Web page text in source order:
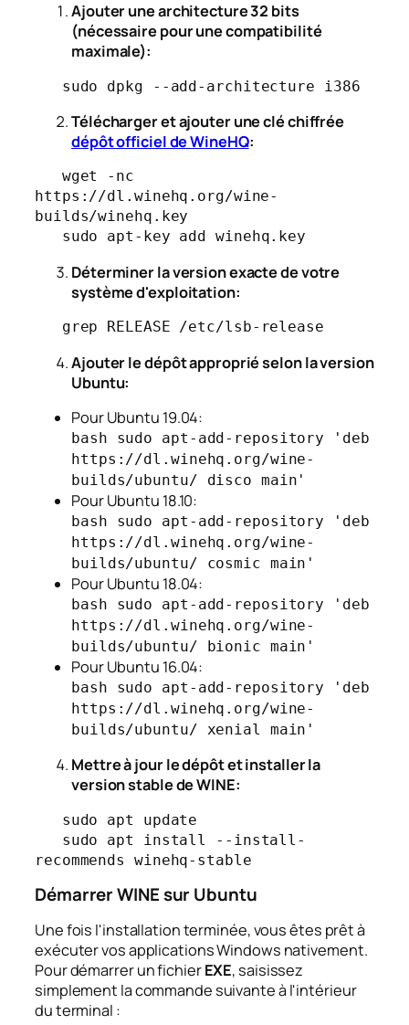
Ajouter une architecture 32 bits
(nécessaire pour une compatibilité
maximale):
   sudo dpkg --add-architecture i386
Télécharger et ajouter une clé chiffrée
dépôt officiel de WineHQ:
https://dl.winehq.org/wine-
builds/winehq.key
   sudo apt-key add winehq.key
Déterminer la version exacte de votre
système d'exploitation:
   grep RELEASE /etc/lsb-release
Ajouter le dépôt approprié selon la version
Ubuntu:
Pour Ubuntu 19.04:
bash sudo apt-add-repository 'deb
https://dl.winehq.org/wine-
builds/ubuntu/ disco main'
Pour Ubuntu 18.10:
bash sudo apt-add-repository 'deb
https://dl.winehq.org/wine-
builds/ubuntu/ cosmic main'
Pour Ubuntu 18.04:
bash sudo apt-add-repository 'deb
https://dl.winehq.org/wine-
builds/ubuntu/ bionic main'
Pour Ubuntu 16.04:
bash sudo apt-add-repository 'deb
https://dl.winehq.org/wine-
builds/ubuntu/ xenial main'
Mettre à jour le dépôt et installer la
version stable de WINE:
recommends winehq-stable
Démarrer WINE sur Ubuntu
Une fois l'installation terminée, vous êtes prêt à
exécuter vos applications Windows nativement.
Pour démarrer un fichierEXE, saisissez
simplement la commande suivante à l'intérieur
du terminal :